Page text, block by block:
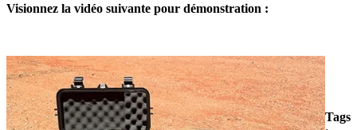
Visionnez la vidéo suivante pour démonstration :
Tags